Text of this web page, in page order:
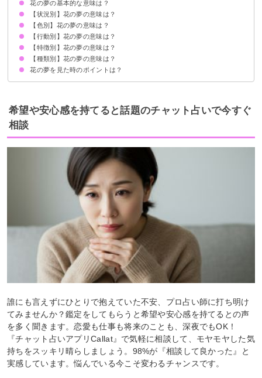
花の夢の基本的な意味は？
①才能が開花する暗示
②恋愛が成就する暗示
状況によって意味が決まる
【状況別】花の夢の意味は？
花をもらう夢【吉夢】
花が咲く夢【吉夢】
花が満開の夢【吉夢】
花が枯れている夢【警告夢】
料理に花が乗っている夢【吉夢】
花びらが舞う夢【警告夢】
【色別】花の夢の意味は？
ピンクの花の夢【吉夢】
オレンジの花の夢【吉夢】
黄色の花の夢【吉夢】
青い花の夢【吉夢】
紫の花の夢【吉夢】
白い花の夢【吉夢】
カラフルな花の夢【吉夢】
赤い花の夢【吉夢】
黒い花の夢【吉夢】
【行動別】花の夢の意味は？
花を買う夢【吉夢】
花を鉢に植える夢【吉夢】
花を生ける夢【吉夢】
花に水をあげる夢【吉夢】
花を食べる夢【吉夢】
花を選ぶ夢【警告夢】
花の歌を歌う夢【吉夢】
花屋で働く夢【吉夢】
【特徴別】花の夢の意味は？
花束の夢【吉夢】
花畑の夢【吉夢】
見たことない花の夢【吉夢】
大きな花の夢【吉夢】
花のつぼみの夢【吉夢】
【種類別】花の夢の意味は？
チューリップの夢【吉夢】
桜の夢【吉夢】
あやめの夢【吉夢】
コスモスの夢【吉夢】
切り花の夢【吉夢】
バラの夢【吉夢】
百合の夢【吉夢】
花の夢を見た時のポイントは？
恋愛に積極的になる
吉夢なら話さず警告夢や凶夢は人に話す
希望や安心感を持てると話題のチャット占いで今すぐ
相談
誰にも言えずにひとりで抱えていた不安、プロ占い師に打ち明け
てみませんか？鑑定をしてもらうと希望や安心感を持てるとの声
を多く聞きます。恋愛も仕事も将来のことも、深夜でもOK！
『チャット占いアプリCallat』で気軽に相談して、モヤモヤした気
持ちをスッキリ晴らしましょう。98%が『相談して良かった』と
実感しています。悩んでいる今こそ変わるチャンスです。